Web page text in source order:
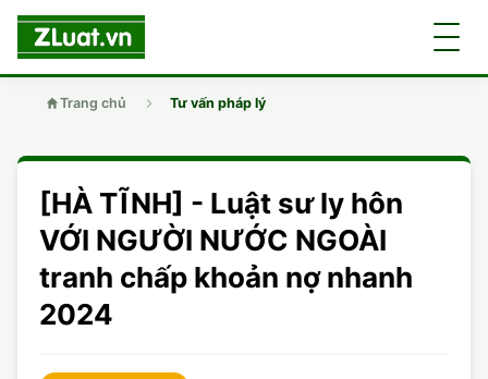
LUẬT SƯ
CHUYÊN VIÊN
TUYỂN DỤNG
DÂN SỰ
DOANH NGHIỆP
DÂN SỰ
Trang chủ Tư vấn pháp lý
[HÀ TĨNH] - Luật sư ly hôn
VỚI NGƯỜI NƯỚC NGOÀI
tranh chấp khoản nợ nhanh
2024